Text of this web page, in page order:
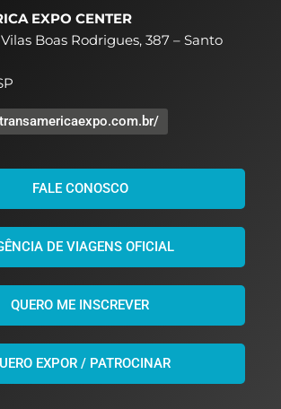
EXPO CENTER
Boas Rodrigues, 387 – Santo
FALE CONOSCO
DE VIAGENS OFICIAL
QUERO ME INSCREVER
EXPOR / PATROCINAR